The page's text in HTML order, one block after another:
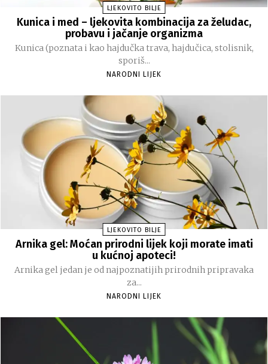
LJEKOVITO BILJE
Kunica i med – ljekovita kombinacija za želudac,
probavu i jačanje organizma
Kunica (poznata i kao hajdučka trava, hajdučica, stolisnik,
sporiš...
NARODNI LIJEK
LJEKOVITO BILJE
Arnika gel: Moćan prirodni lijek koji morate imati
u kućnoj apoteci!
Arnika gel jedan je od najpoznatijih prirodnih pripravaka
za...
NARODNI LIJEK